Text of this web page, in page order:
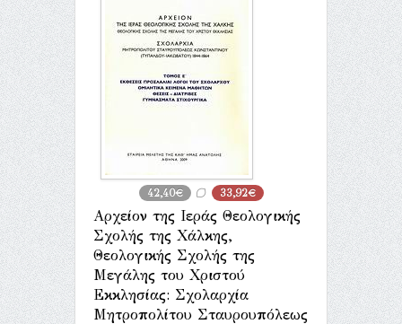
42,40€ 33,92€
Αρχείον της Ιεράς Θεολογικής
Σχολής της Χάλκης,
Θεολογικής Σχολής της
Μεγάλης του Χριστού
Εκκλησίας: Σχολαρχία
Μητροπολίτου Σταυρουπόλεως